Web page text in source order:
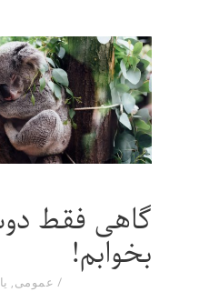
گاهی فقط
بخوابم!
عمومی,